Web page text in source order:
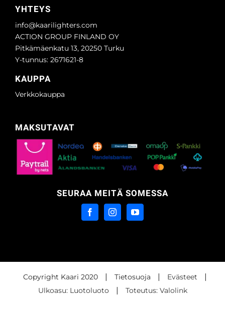
YHTEYS
info@kaarilighters.com
ACTION GROUP FINLAND OY
Pitkämäenkatu 13, 20250 Turku
Y-tunnus: 2671621-8
KAUPPA
Verkkokauppa
MAKSUTAVAT
SEURAA MEITÄ SOMESSA
Copyright Kaari 2020 | Tietosuoja | Evästeet |
Ulkoasu: Luotoluoto | Toteutus: Valolink